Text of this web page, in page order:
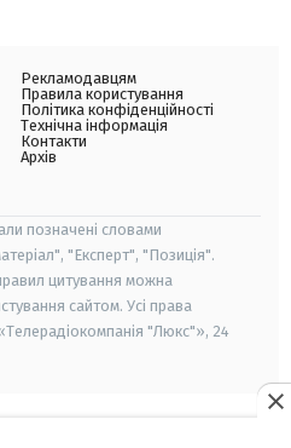
Рекламодавцям
Правила користування
Політика конфіденційності
Технічна інформація
Контакти
Архів
позначені словами
"Експерт", "Позиція".
цитування можна
сайтом. Усі права
"Люкс"», 24